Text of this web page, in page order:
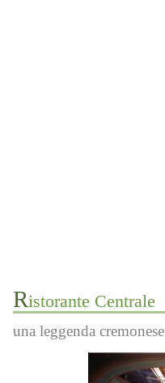
Ristorante Centrale
una leggenda cremonese